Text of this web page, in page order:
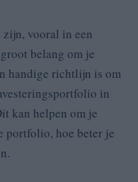
vooral in een
belang om je
handige richtlijn is om
in
kan helpen om je
portfolio, hoe beter je